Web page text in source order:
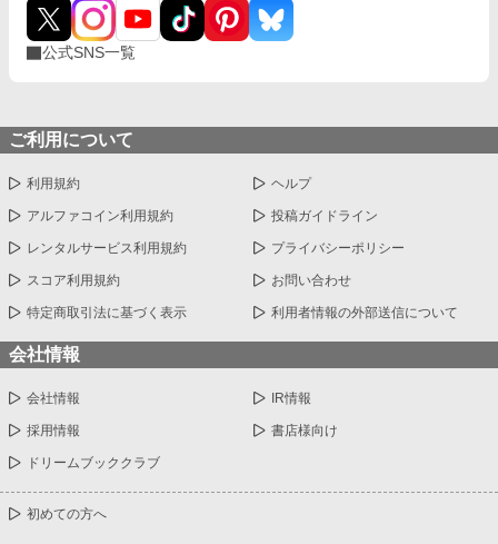
公式SNS一覧
ご利用について
利用規約 ヘルプ
アルファコイン利用規約 投稿ガイドライン
レンタルサービス利用規約 プライバシーポリシー
スコア利用規約 お問い合わせ
特定商取引法に基づく表示 利用者情報の外部送信について
会社情報
会社情報 IR情報
採用情報 書店様向け
ドリームブッククラブ
初めての方へ